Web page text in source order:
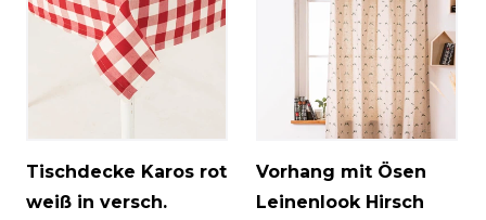
Tischdecke Karos rot
weiß in versch.
Vorhang mit Ösen
Leinenlook Hirsch